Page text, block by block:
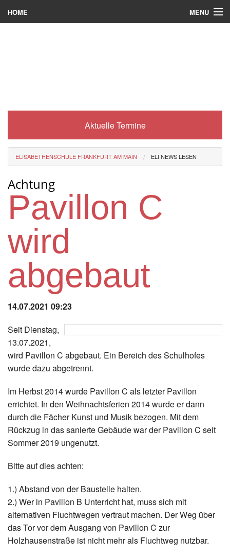
HOME MENU
Eli-Portal
Berufsorientierung
Förderverein
Instagram
Aktuelle Termine
ELISABETHENSCHULE FRANKFURT AM MAIN ELI NEWS LESEN
Achtung
Pavillon C
wird
abgebaut
14.07.2021 09:23
Seit Dienstag,
13.07.2021,
wird Pavillon C abgebaut. Ein Bereich des Schulhofes
wurde dazu abgetrennt.
Im Herbst 2014 wurde Pavillon C als letzter Pavillon
errichtet. In den Weihnachtsferien 2014 wurde er dann
durch die Fächer Kunst und Musik bezogen. Mit dem
Rückzug in das sanierte Gebäude war der Pavillon C seit
Sommer 2019 ungenutzt.
Bitte auf dies achten:
1.) Abstand von der Baustelle halten.
2.) Wer in Pavillon B Unterricht hat, muss sich mit
alternativen Fluchtwegen vertraut machen. Der Weg über
das Tor vor dem Ausgang von Pavillon C zur
Holzhausenstraße ist nicht mehr als Fluchtweg nutzbar.